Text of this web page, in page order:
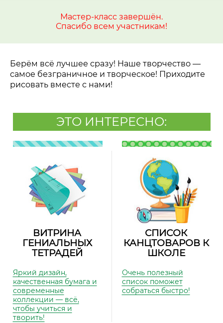
Мастер-класс завершён.
Спасибо всем участникам!
Берём всё лучшее сразу! Наше творчество —
самое безграничное и творческое! Приходите
рисовать вместе с нами!
ЭТО ИНТЕРЕСНО:
ВИТРИНА
ГЕНИАЛЬНЫХ
ТЕТРАДЕЙ
Яркий дизайн,
качественная бумага и
современные
коллекции — всё,
чтобы учиться и
творить!
СПИСОК
КАНЦТОВАРОВ К
ШКОЛЕ
Очень полезный
список поможет
собраться быстро!